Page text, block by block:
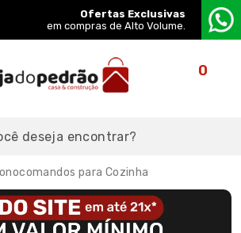
Ofertas Exclusivas
em compras de Alto Volume.
0
para Cozinha